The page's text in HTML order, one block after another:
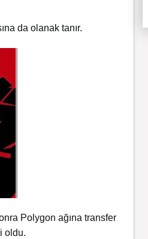
da olanak tanır.
Polygon ağına transfer
oldu.